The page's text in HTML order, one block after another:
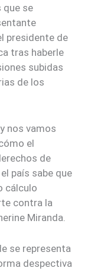
que se
presidente de
tras haberle
subidas
de los
nos vamos
el
de
país sabe que
cálculo
contra la
Miranda.
se representa
despectiva